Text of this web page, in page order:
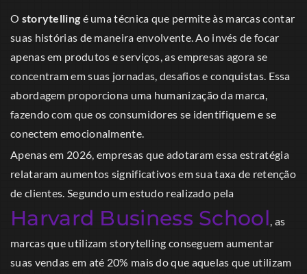
O storytelling é uma técnica que permite às marcas contar
suas histórias de maneira envolvente. Ao invés de focar
apenas em produtos e serviços, as empresas agora se
concentram em suas jornadas, desafios e conquistas. Essa
abordagem proporciona uma humanização da marca,
fazendo com que os consumidores se identifiquem e se
conectem emocionalmente.
Apenas em 2026, empresas que adotaram essa estratégia
relataram aumentos significativos em sua taxa de retenção
de clientes. Segundo um estudo realizado pela
Harvard Business School, as
marcas que utilizam storytelling conseguem aumentar
suas vendas em até 20% mais do que aquelas que utilizam